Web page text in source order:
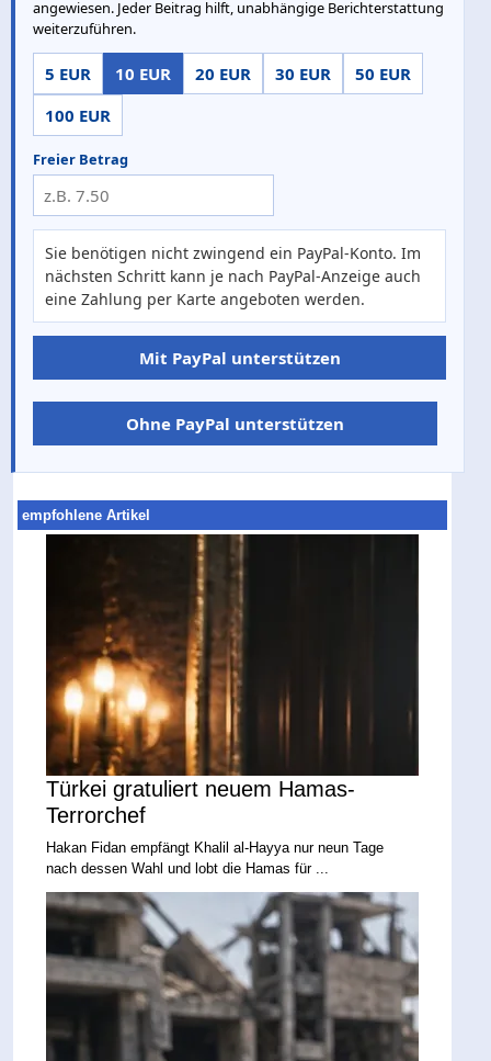
angewiesen. Jeder Beitrag hilft, unabhängige Berichterstattung
weiterzuführen.
5 EUR 10 EUR 20 EUR 30 EUR
50 EUR
100 EUR
Freier Betrag
Sie benötigen nicht zwingend ein PayPal-Konto. Im
nächsten Schritt kann je nach PayPal-Anzeige auch
eine Zahlung per Karte angeboten werden.
Mit PayPal unterstützen
Ohne PayPal unterstützen
empfohlene Artikel
Türkei gratuliert neuem Hamas-
Terrorchef
Hakan Fidan empfängt Khalil al-Hayya nur neun Tage
nach dessen Wahl und lobt die Hamas für ...